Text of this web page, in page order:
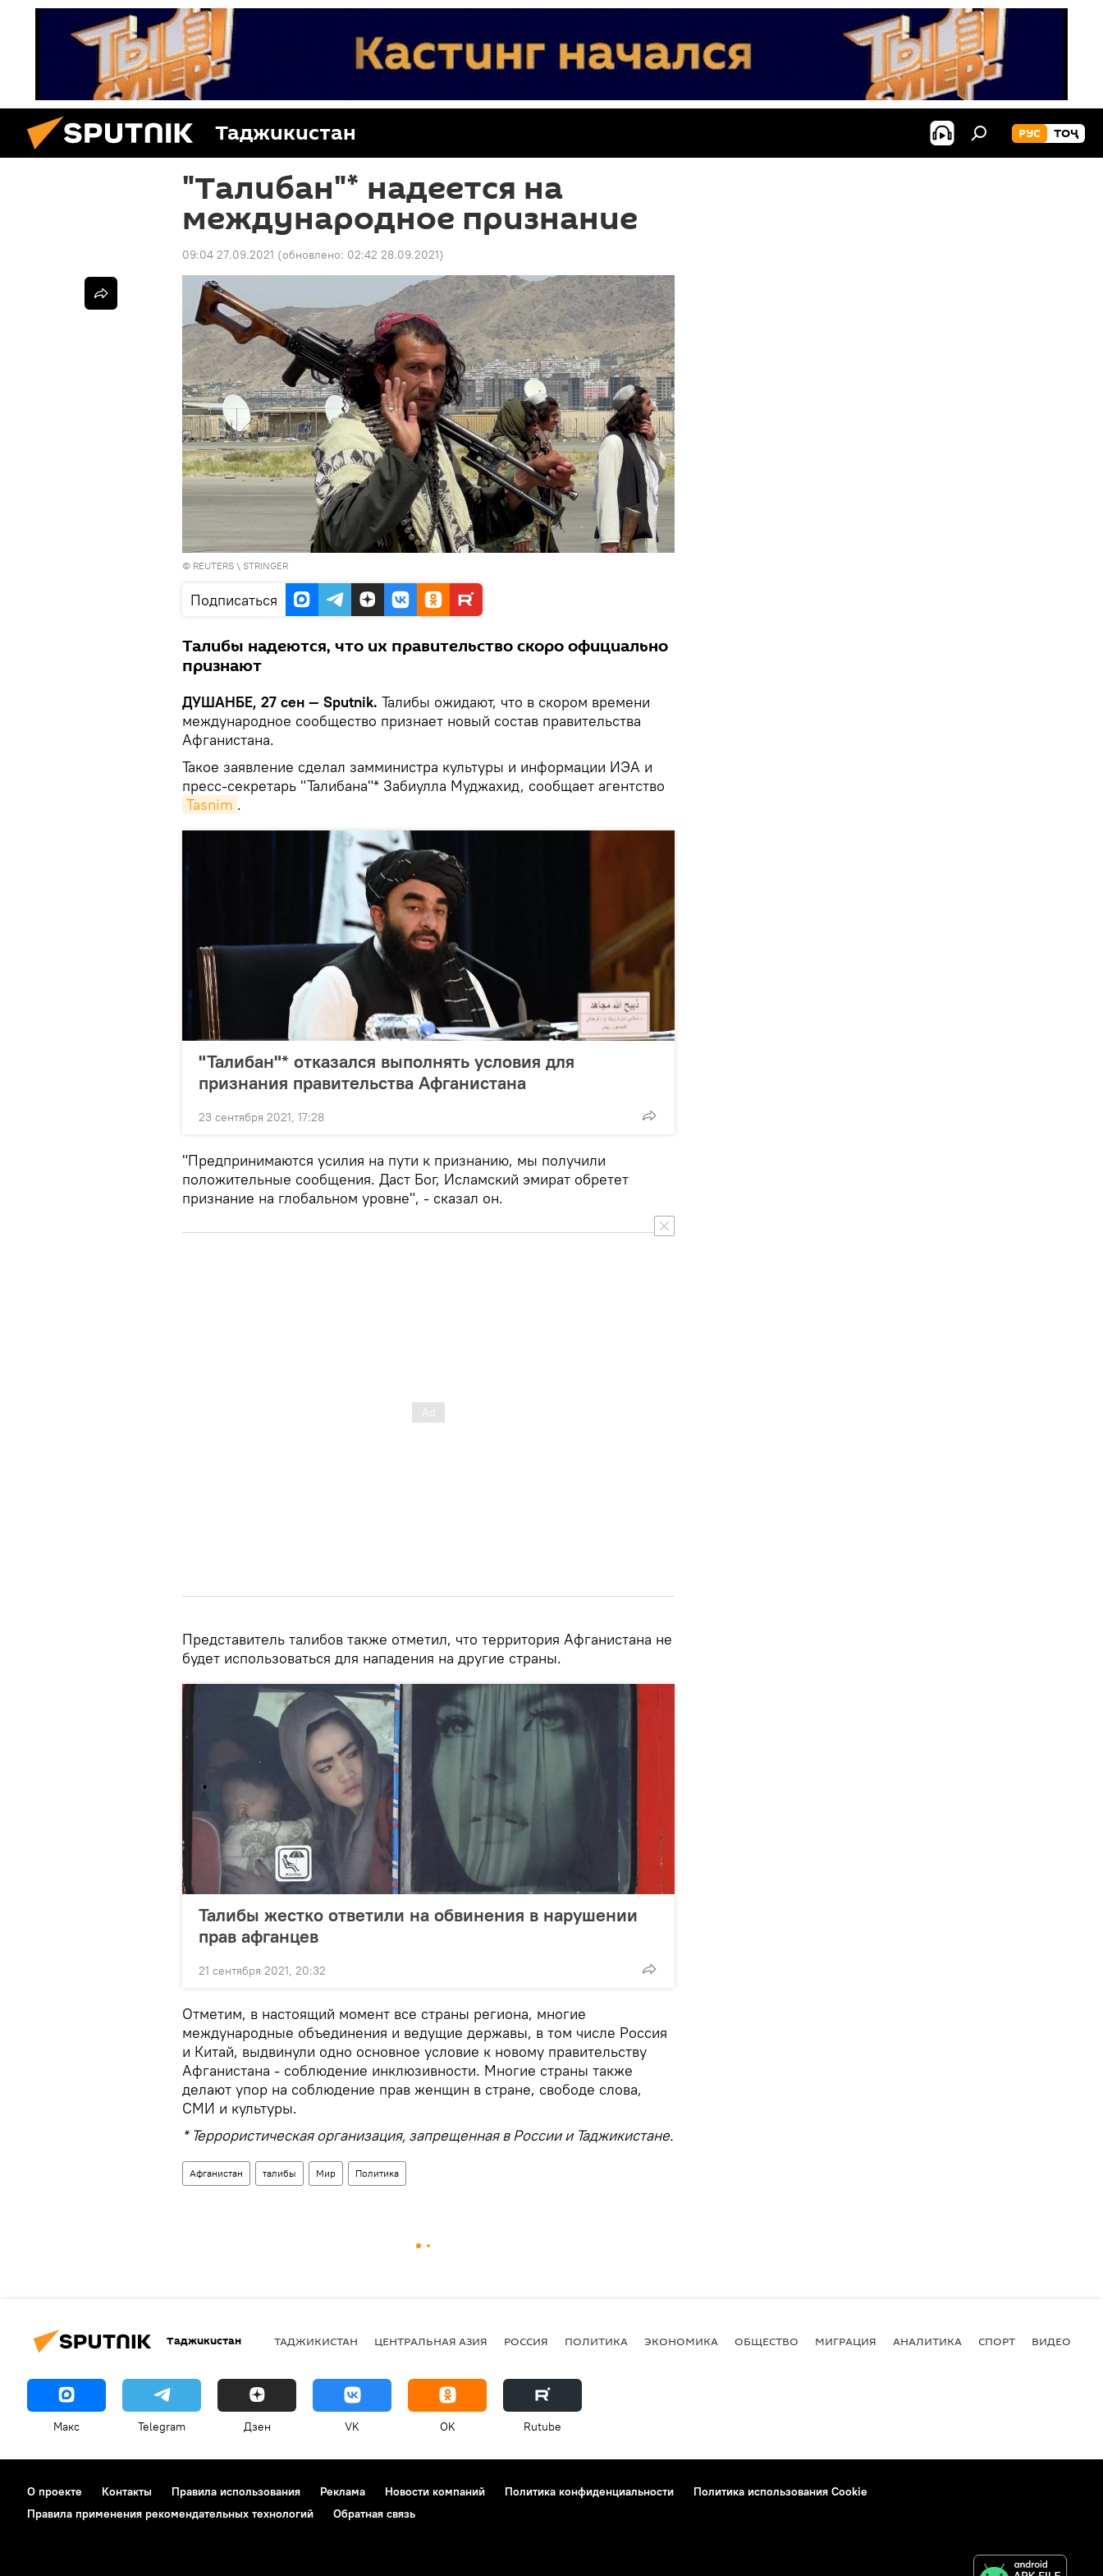
Таджикистан РУС ТОҶ
"Талибан"* надеется на
международное признание
09:04 27.09.2021 (обновлено: 02:42 28.09.2021)
© REUTERS \ STRINGER
Подписаться
Талибы надеются, что их правительство скоро официально
признают
ДУШАНБЕ, 27 сен — Sputnik. Талибы ожидают, что в скором времени
международное сообщество признает новый состав правительства
Афганистана.
Такое заявление сделал замминистра культуры и информации ИЭА и
пресс-секретарь "Талибана"* Забиулла Муджахид, сообщает агентство
Tasnim .
"Талибан"* отказался выполнять условия для
признания правительства Афганистана
23 сентября 2021, 17:28
"Предпринимаются усилия на пути к признанию, мы получили
положительные сообщения. Даст Бог, Исламский эмират обретет
признание на глобальном уровне", - сказал он.
Представитель талибов также отметил, что территория Афганистана не
будет использоваться для нападения на другие страны.
Талибы жестко ответили на обвинения в нарушении
прав афганцев
21 сентября 2021, 20:32
Отметим, в настоящий момент все страны региона, многие
международные объединения и ведущие державы, в том числе Россия
и Китай, выдвинули одно основное условие к новому правительству
Афганистана - соблюдение инклюзивности. Многие страны также
делают упор на соблюдение прав женщин в стране, свободе слова,
СМИ и культуры.
* Террористическая организация, запрещенная в России и Таджикистане.
Афганистан талибы Мир Политика
Таджикистан ТАДЖИКИСТАН ЦЕНТРАЛЬНАЯ АЗИЯ РОССИЯ ПОЛИТИКА ЭКОНОМИКА ОБЩЕСТВО МИГРАЦИЯ АНАЛИТИКА СПОРТ ВИДЕО
Макс Telegram Дзен VK OK Rutube
О проекте Контакты Правила использования Реклама Новости компаний Политика конфиденциальности
Политика использования Cookie
Правила применения рекомендательных технологий
Обратная связь